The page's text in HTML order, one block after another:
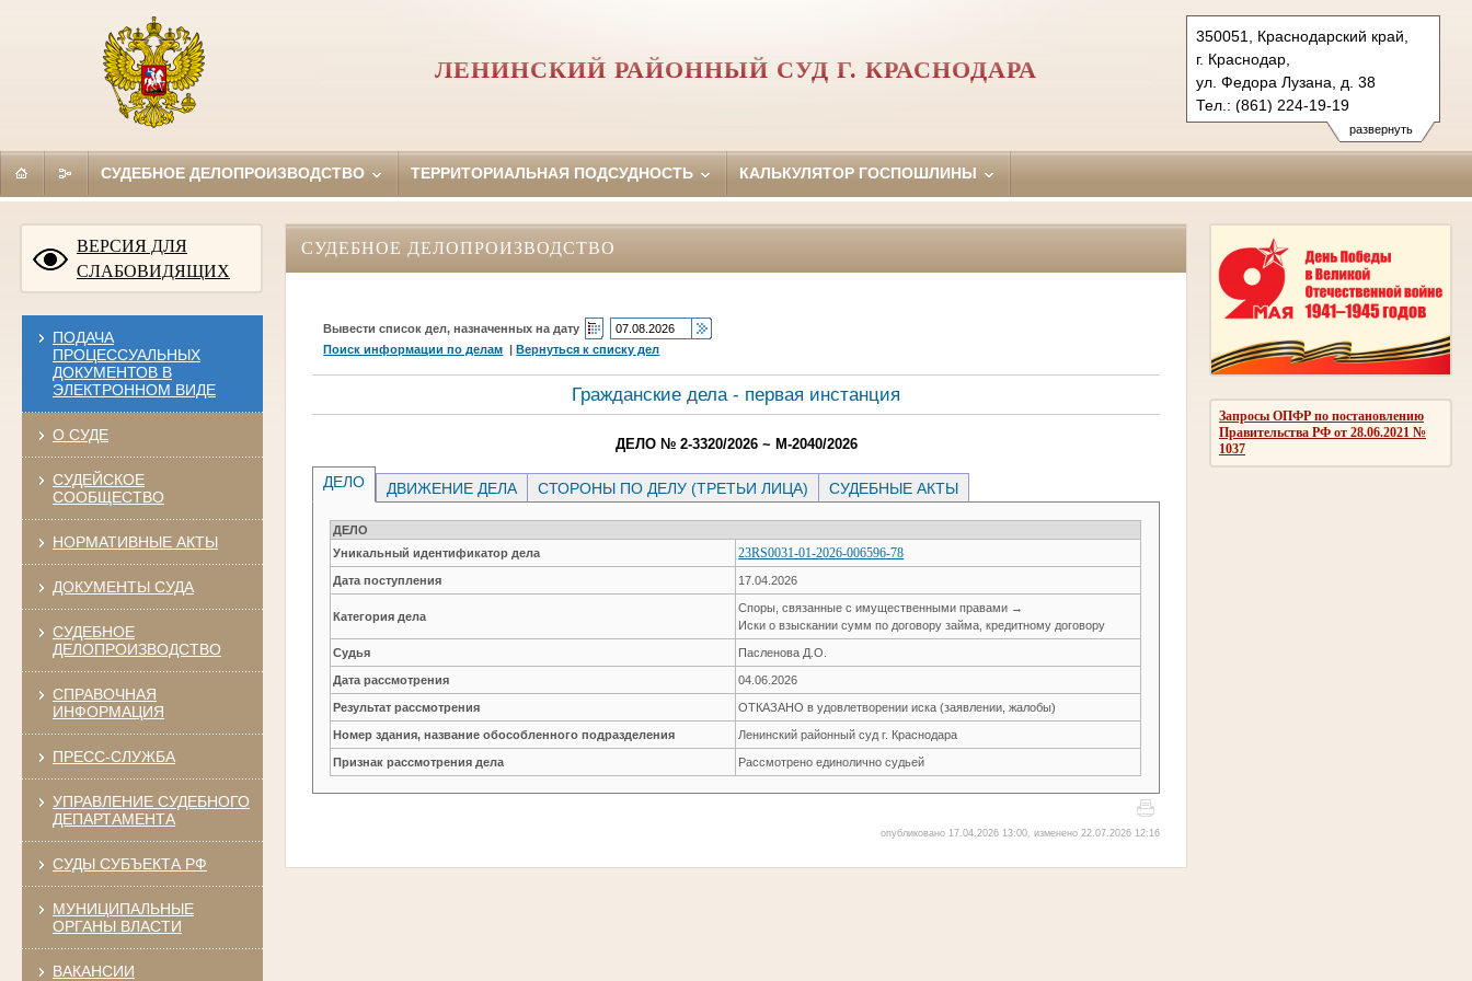
развернуть
350051, Краснодарский край,
г. Краснодар,
ул. Федора Лузана, д. 38
Тел.: (861) 224-19-19
krasnodar-leninsky.krd@sudrf.ru
ЛЕНИНСКИЙ РАЙОННЫЙ СУД Г. КРАСНОДАРА
СУДЕБНОЕ ДЕЛОПРОИЗВОДСТВО ТЕРРИТОРИАЛЬНАЯ ПОДСУДНОСТЬ КАЛЬКУЛЯТОР ГОСПОШЛИНЫ
ВЕРСИЯ ДЛЯ
СЛАБОВИДЯЩИХ
ПОДАЧА
ПРОЦЕССУАЛЬНЫХ
ДОКУМЕНТОВ В
ЭЛЕКТРОННОМ ВИДЕ
О СУДЕ
СУДЕЙСКОЕ
СООБЩЕСТВО
НОРМАТИВНЫЕ АКТЫ
ДОКУМЕНТЫ СУДА
СУДЕБНОЕ
ДЕЛОПРОИЗВОДСТВО
СПРАВОЧНАЯ
ИНФОРМАЦИЯ
ПРЕСС-СЛУЖБА
УПРАВЛЕНИЕ СУДЕБНОГО
ДЕПАРТАМЕНТА
СУДЫ СУБЪЕКТА РФ
МУНИЦИПАЛЬНЫЕ
ОРГАНЫ ВЛАСТИ
ВАКАНСИИ
Запросы ОПФР по постановлению
Правительства РФ от 28.06.2021 №
1037
СУДЕБНОЕ ДЕЛОПРОИЗВОДСТВО
Вывести список дел, назначенных на дату
Поиск информации по делам |Вернуться к списку дел
Гражданские дела - первая инстанция
ДЕЛО № 2-3320/2026 ~ М-2040/2026
ДЕЛО ДВИЖЕНИЕ ДЕЛА СТОРОНЫ ПО ДЕЛУ (ТРЕТЬИ ЛИЦА) СУДЕБНЫЕ АКТЫ
ДЕЛО
Уникальный идентификатор дела
23RS0031-01-2026-006596-78
Дата поступления 17.04.2026
Категория дела
Споры, связанные с имущественными правами →
Иски о взыскании сумм по договору займа, кредитному договору
Судья Пасленова Д.О.
Дата рассмотрения 04.06.2026
Результат рассмотрения ОТКАЗАНО в удовлетворении иска (заявлении, жалобы)
Номер здания, название обособленного подразделения Ленинский районный суд г. Краснодара
Признак рассмотрения дела Рассмотрено единолично судьей
опубликовано 17.04.2026 13:00, изменено 22.07.2026 12:16